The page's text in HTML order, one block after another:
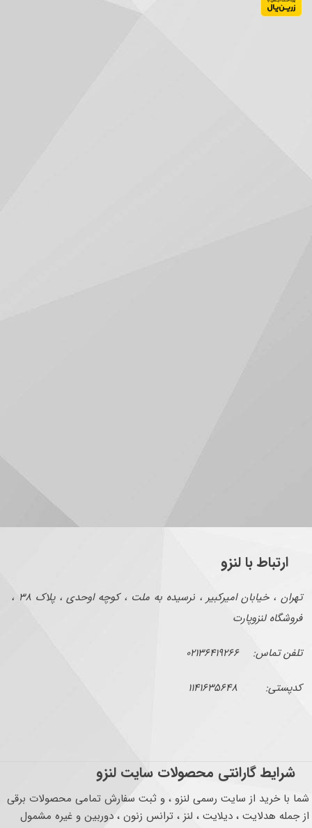
ارتباط با لنزو
تهران ، خیابان امیرکبیر ، نرسیده به ملت ، کوچه اوحدی ، پلاک ۳۸ ،
فروشگاه لنزوپارت
تلفن تماس: ۰۲۱۳۶۴۱۹۲۶۶
کدپستی: ۱۱۴۱۶۳۵۶۴۸
شرایط گارانتی محصولات سایت لنزو
شما با خرید از سایت رسمی لنزو ، و ثبت سفارش تمامی محصولات برقی
از جمله هدلایت ، دیلایت ، لنز ، ترانس زنون ، دوربین و غیره مشمول